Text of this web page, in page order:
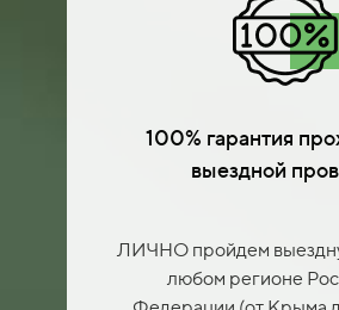
100% гарантия
выездной
ЛИЧНО пройдем
любом регионе